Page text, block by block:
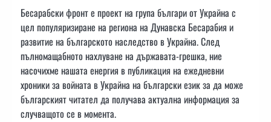
Бесарабски фронт е проект на група българи от Украйна с
цел популяризиране на региона на Дунавска Бесарабия и
развитие на българското наследство в Украйна. След
пълномащабното нахлуване на държавата-грешка, ние
насочихме нашата енергия в публикация на ежедневни
хроники за войната в Украйна на български език за да може
българският читател да получава актуална информация за
случващото се в момента.